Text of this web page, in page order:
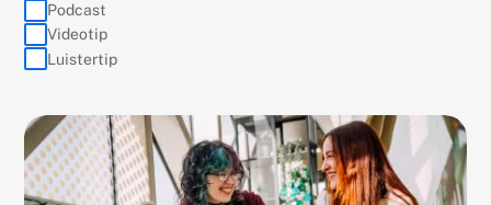
Podcast
Videotip
Luistertip
Resultaten